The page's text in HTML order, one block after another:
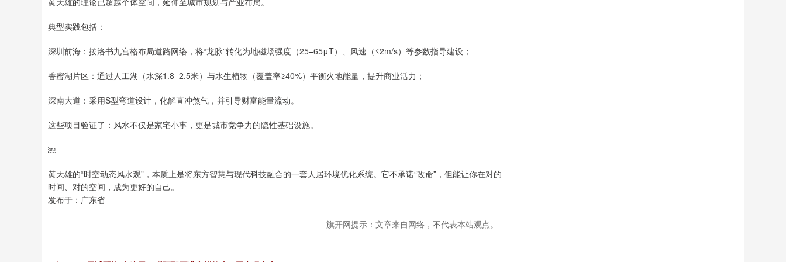
典型实践包括：
深圳前海：按洛书九宫格布局道路网络，将“龙脉”转化为地磁场强度（25–65μT）、风速（≤2m/s）等参数指导建设；
香蜜湖片区：通过人工湖（水深1.8–2.5米）与水生植物（覆盖率≥40%）平衡火地能量，提升商业活力；
深南大道：采用S型弯道设计，化解直冲煞气，并引导财富能量流动。
这些项目验证了：风水不仅是家宅小事，更是城市竞争力的隐性基础设施。
￼
黄天雄的“时空动态风水观”，本质上是将东方智慧与现代科技融合的一套人居环境优化系统。它不承诺“改命”，但能让你在对的
时间、对的空间，成为更好的自己。
发布于：广东省
旗开网提示：文章来自网络，不代表本站观点。